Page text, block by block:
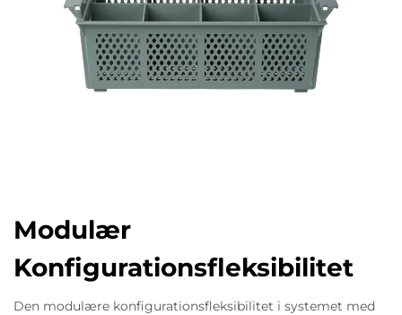
Modulær
Konfigurationsfleksibilitet
Den modulære konfigurationsfleksibilitet i systemet med